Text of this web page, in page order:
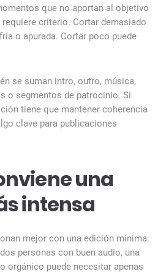
que no aportan al objetivo
criterio. Cortar demasiado
o apurada. Cortar poco puede
se suman intro, outro, música,
o segmentos de patrocinio. Si
tiene que mantener coherencia
clave para publicaciones
una
intensa
mejor con una edición mínima.
personas con buen audio, una
orgánico puede necesitar apenas